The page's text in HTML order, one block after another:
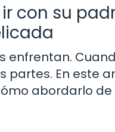
con su
enfrentan.
En este
abordarlo